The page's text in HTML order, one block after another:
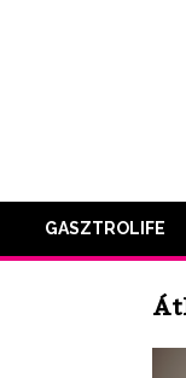
GASZTROLIFE